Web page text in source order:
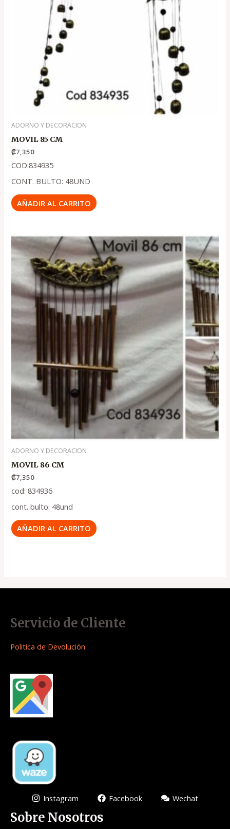
ADORNO Y DECORACION
MOVIL 85 CM
₡7,350
COD:834935
CONT. BULTO: 48UND
AÑADIR AL CARRITO
ADORNO Y DECORACION
MOVIL 86 CM
₡7,350
cod: 834936
cont. bulto: 48und
AÑADIR AL CARRITO
Servicio de Cliente
Politica de Devolución
Instagram Facebook Wechat
Sobre Nosotros